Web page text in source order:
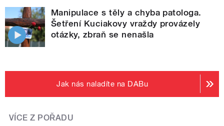
Manipulace s těly a chyba patologa.
Šetření Kuciakovy vraždy provázely
otázky, zbraň se nenašla
Jak nás naladíte na DABu
VÍCE Z POŘADU